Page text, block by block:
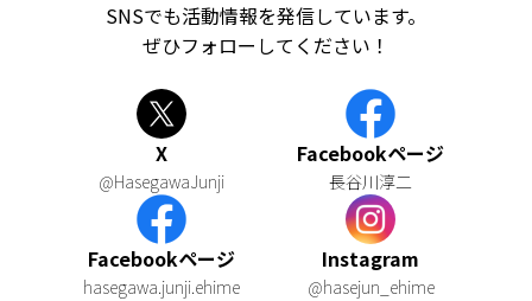
SNSでも活動情報を発信しています。
ぜひフォローしてください！
X
@HasegawaJunji
Facebookページ
長谷川淳二
Facebookページ
hasegawa.junji.ehime
Instagram
@hasejun_ehime